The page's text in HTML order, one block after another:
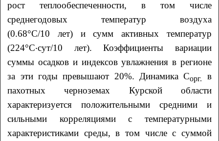
рост теплообеспеченности, в том числе
среднегодовых температур воздуха
(0.68°С/10 лет) и сумм активных температур
(224°С‧сут/10 лет). Коэффициенты вариации
суммы осадков и индексов увлажнения в регионе
за эти годы превышают 20%. Динамика Сорг.
в
пахотных черноземах Курской области
характеризуется положительными средними и
сильными корреляциями с температурными
характеристиками среды, в том числе с суммой